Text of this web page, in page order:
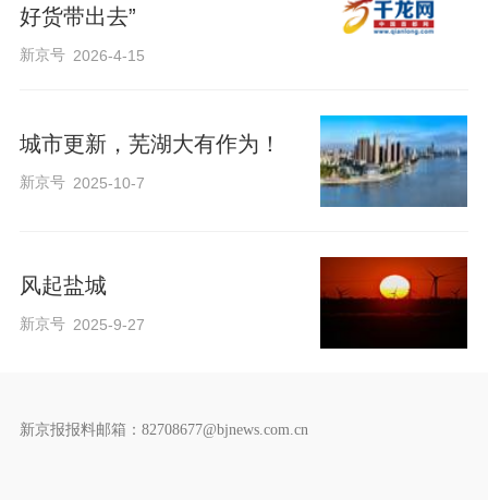
好货带出去”
新京号 2026-4-15
城市更新，芜湖大有作为！
新京号 2025-10-7
风起盐城
新京号 2025-9-27
新京报报料邮箱：82708677@bjnews.com.cn